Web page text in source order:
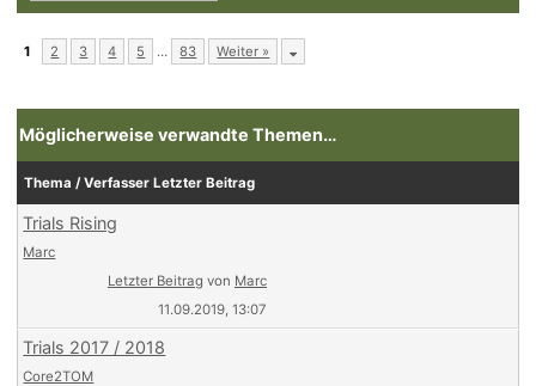
1 2 3 4 5 … 83 Weiter »
Möglicherweise verwandte Themen…
Thema / Verfasser Letzter Beitrag
Trials Rising
Marc
Letzter Beitrag von Marc
11.09.2019, 13:07
Trials 2017 / 2018
Core2TOM